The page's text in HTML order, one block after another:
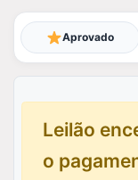
Aprovado
Leilão
o